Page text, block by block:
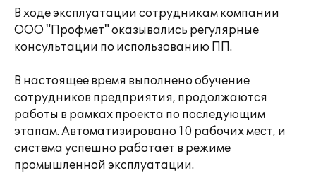
В ходе эксплуатации сотрудникам компании
ООО "Профмет" оказывались регулярные
консультации по использованию ПП.
В настоящее время выполнено обучение
сотрудников предприятия, продолжаются
работы в рамках проекта по последующим
этапам. Автоматизировано 10 рабочих мест, и
система успешно работает в режиме
промышленной эксплуатации.